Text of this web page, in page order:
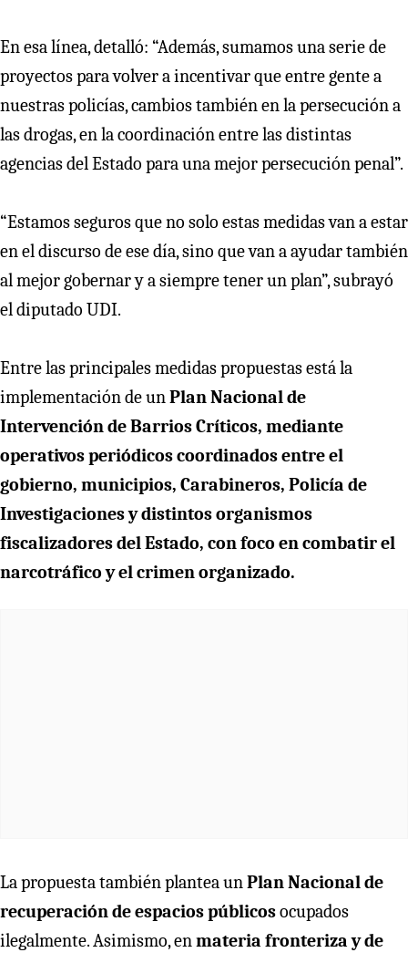
En esa línea, detalló: “Además, sumamos una serie de
proyectos para volver a incentivar que entre gente a
nuestras policías, cambios también en la persecución a
las drogas, en la coordinación entre las distintas
agencias del Estado para una mejor persecución penal”.
“Estamos seguros que no solo estas medidas van a estar
en el discurso de ese día, sino que van a ayudar también
al mejor gobernar y a siempre tener un plan”, subrayó
el diputado UDI.
Entre las principales medidas propuestas está la
implementación de unPlan Nacional de
Intervención de Barrios Críticos, mediante
operativos periódicos coordinados entre el
gobierno, municipios, Carabineros, Policía de
Investigaciones y distintos organismos
fiscalizadores del Estado, con foco en combatir el
narcotráfico y el crimen organizado.
La propuesta también plantea unPlan Nacional de
recuperación de espacios públicosocupados
ilegalmente. Asimismo, enmateria fronteriza y de